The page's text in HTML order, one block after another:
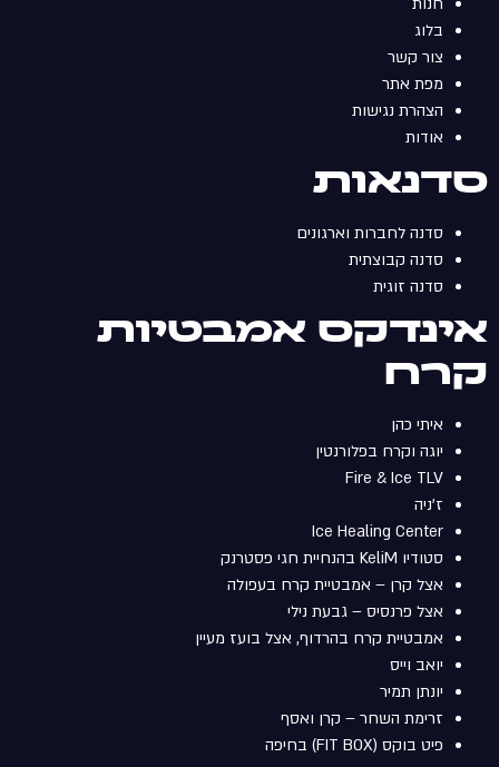
בלוג
צור קשר
מפת אתר
הצהרת נגישות
אודות
סדנאות
סדנה לחברות וארגונים
סדנה קבוצתית
סדנה זוגית
אינדקס אמבטיות
קרח
איתי כהן
יוגה וקרח בפלורנטין
Fire & Ice TLV
ז’ניה
Ice Healing Center
סטודיו KeliM בהנחיית חגי פסטרנק
אצל קרן – אמבטיית קרח בעפולה
אצל פרנסיס – גבעת נילי
אמבטיית קרח בהרדוף, אצל בועז מעיין
יואב וייס‎‎‎
יונתן תמיר
זרימת השחר – קרן ואסף
פיט בוקס (FIT BOX) בחיפה